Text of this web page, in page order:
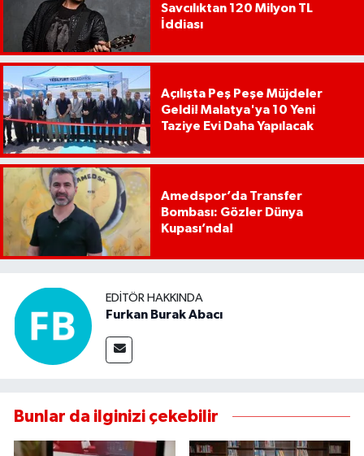
Savcılıktan 120 Milyon TL
İddiası
Açılışta Peş Peşe Müjdeler
Geldi! Malatya'ya 10 Yeni
Taziye Evi Daha Yapılacak
Amedspor’da Transfer
Bombası: Gözler Dünya
Kupası’nda!
EDITÖR HAKKINDA
Furkan Burak Abacı
Bunlar da ilginizi çekebilir